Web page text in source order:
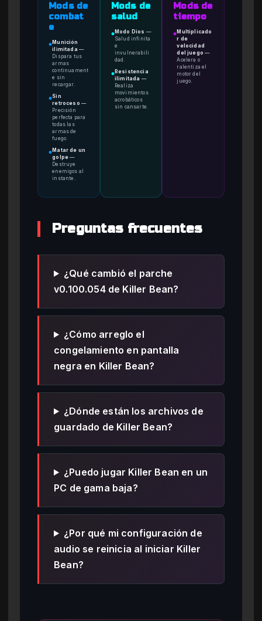
Mods de
combat
e
● Munición
ilimitada —
Dispara tus
armas
continuament
e sin
recargar.
●Sin
retroceso —
Precisión
perfecta para
todas las
armas de
fuego.
● Matar de un
golpe —
Destruye
enemigos al
instante.
Mods de
salud
● Modo Dios —
Salud infinita
e
invulnerabili
dad.
● Resistencia
ilimitada —
Realiza
movimientos
acrobáticos
sin cansarte.
Mods de
tiempo
●Multiplicado
r de
velocidad
del juego —
Acelera o
ralentiza el
motor del
juego.
Preguntas frecuentes
¿Qué cambió el parche
v0.100.054 de Killer Bean?
¿Cómo arreglo el
congelamiento en pantalla
negra en Killer Bean?
¿Dónde están los archivos de
guardado de Killer Bean?
¿Puedo jugar Killer Bean en un
PC de gama baja?
¿Por qué mi configuración de
audio se reinicia al iniciar Killer
Bean?